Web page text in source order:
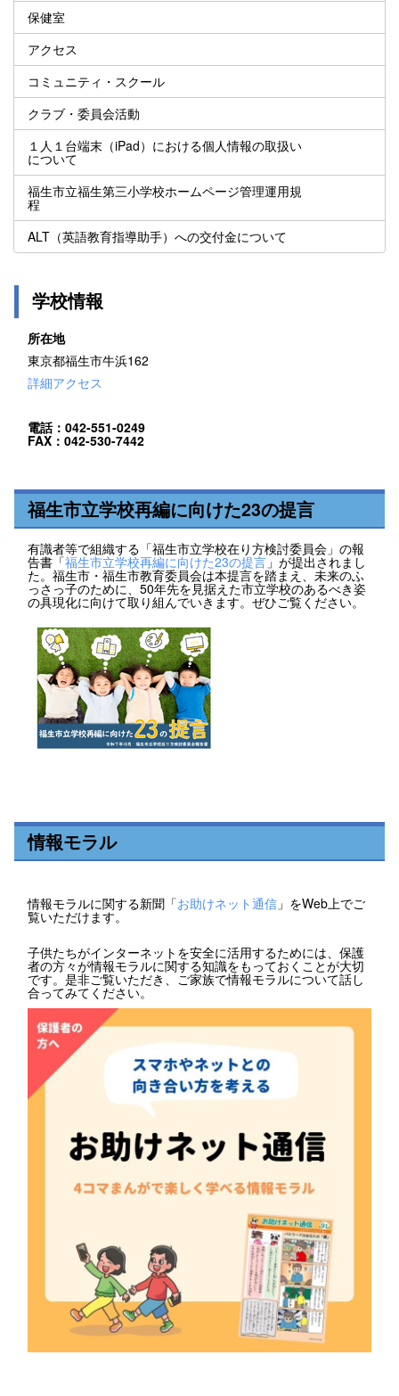
保健室
アクセス
コミュニティ・スクール
クラブ・委員会活動
１人１台端末（iPad）における個人情報の取扱い
について
福生市立福生第三小学校ホームページ管理運用規
程
ALT（英語教育指導助手）への交付金について
学校情報
所在地
東京都福生市牛浜162
詳細アクセス
電話：042-551-0249
FAX：042-530-7442
福生市立学校再編に向けた23の提言
有識者等で組織する「福生市立学校在り方検討委員会」の報
告書「福生市立学校再編に向けた23の提言」が提出されまし
た。福生市・福生市教育委員会は本提言を踏まえ、未来のふ
っさっ子のために、50年先を見据えた市立学校のあるべき姿
の具現化に向けて取り組んでいきます。ぜひご覧ください。
情報モラル
情報モラルに関する新聞「お助けネット通信 」をWeb上でご
覧いただけます。
子供たちがインターネットを安全に活用するためには、保護
者の方々が情報モラルに関する知識をもっておくことが大切
です。是非ご覧いただき、ご家族で情報モラルについて話し
合ってみてください。